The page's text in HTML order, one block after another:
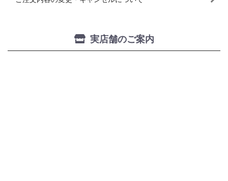
実店舗のご案内